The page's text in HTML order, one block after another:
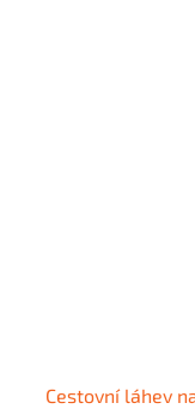
Cestovní láhev